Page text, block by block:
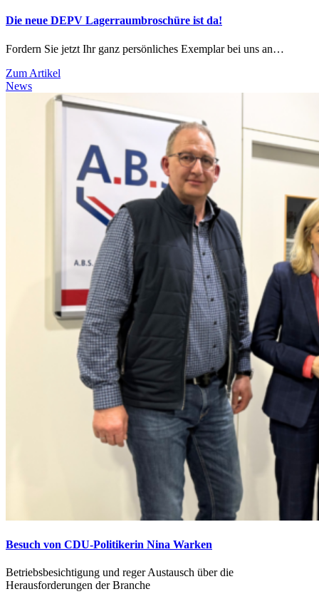
Die neue DEPV Lagerraumbroschüre ist da!
Fordern Sie jetzt Ihr ganz persönliches Exemplar bei uns an…
Zum Artikel
News
Besuch von CDU-Politikerin Nina Warken
Betriebsbesichtigung und reger Austausch über die
Herausforderungen der Branche